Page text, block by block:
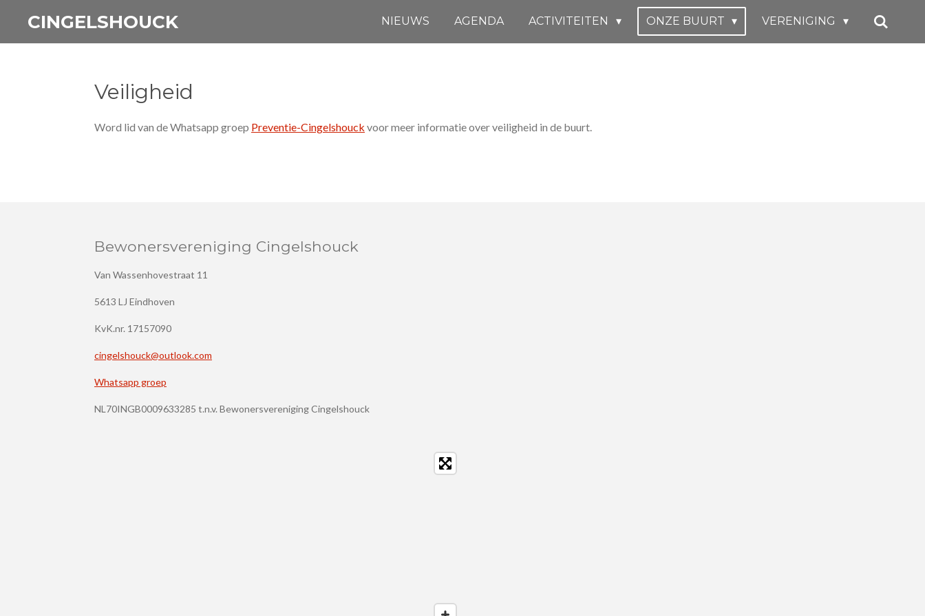
CINGELSHOUCK NIEUWS AGENDA ACTIVITEITEN ONZE BUURT VERENIGING
Veiligheid
Word lid van de Whatsapp groep Preventie-Cingelshouck voor meer informatie over veiligheid in de buurt.
Bewonersvereniging Cingelshouck
Van Wassenhovestraat 11
5613 LJ Eindhoven
KvK.nr. 17157090
cingelshouck@outlook.com
Whatsapp groep
NL70INGB0009633285 t.n.v. Bewonersvereniging Cingelshouck